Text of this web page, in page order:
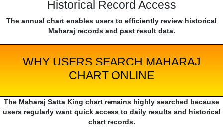
Historical Record Access
The annual chart enables users to efficiently review historical
Maharaj records and past result data.
WHY USERS SEARCH MAHARAJ
CHART ONLINE
The Maharaj Satta King chart remains highly searched because
users regularly want quick access to daily results and historical
chart records.